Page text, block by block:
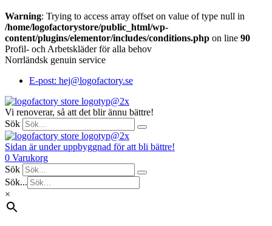
Warning: Trying to access array offset on value of type null in
/home/logofactorystore/public_html/wp-
content/plugins/elementor/includes/conditions.php on line 90
Profil- och Arbetskläder för alla behov
Norrländsk genuin service
E-post: hej@logofactory.se
Vi renoverar, så att det blir ännu bättre!
Sök
Sidan är under uppbyggnad för att bli bättre!
0 Varukorg
Sök
Sök...
×